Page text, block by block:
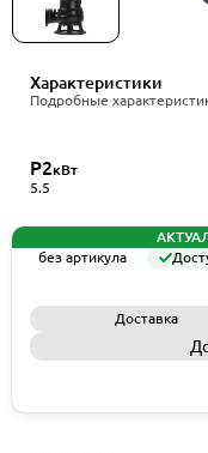
Характеристики
Подробные
P2кВт
5.5
без артикула
Доставка